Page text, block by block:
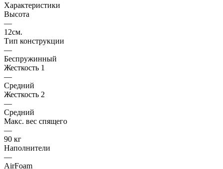
Характеристики
Высота
—
12см.
Тип конструкции
—
Беспружинный
Жесткость 1
—
Средний
Жесткость 2
—
Средний
Макс. вес спящего
—
90 кг
Наполнители
—
AirFoam